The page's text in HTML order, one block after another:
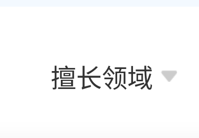
擅长领域